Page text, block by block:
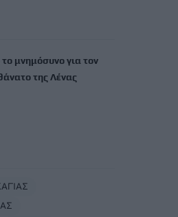
μνημόσυνο για τον
της Λένας